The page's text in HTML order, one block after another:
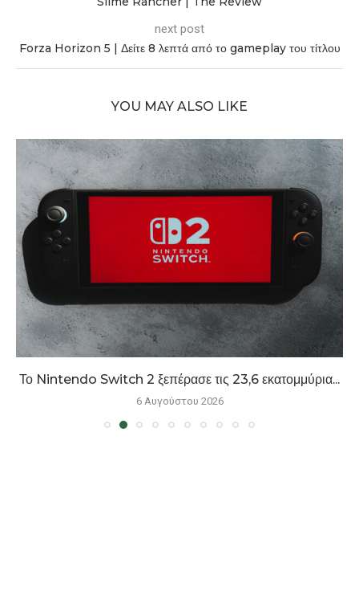
next post
Forza Horizon 5 | Δείτε 8 λεπτά από το gameplay του τίτλου
YOU MAY ALSO LIKE
Το Nintendo Switch 2 ξεπέρασε τις 23,6 εκατομμύρια...
6 Αυγούστου 2026